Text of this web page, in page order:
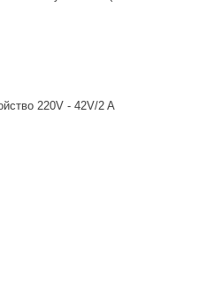
220V - 42V/2 A